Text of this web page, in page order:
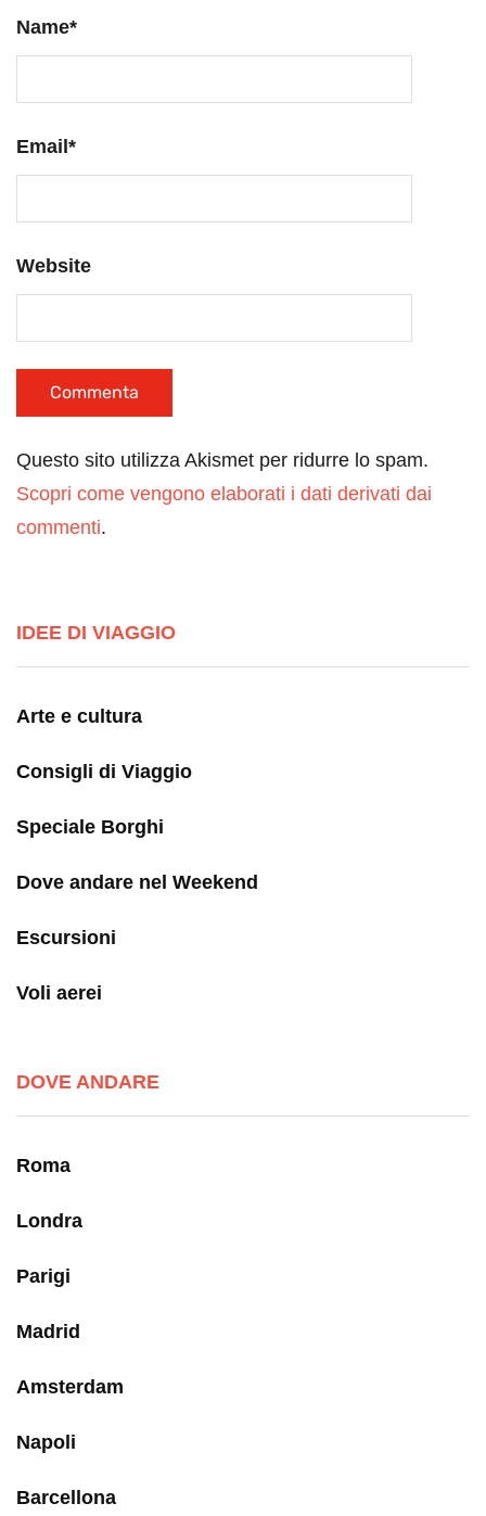
Name*
Email *
Website
Questo sito utilizza Akismet per ridurre lo spam.
Scopri come vengono elaborati i dati derivati dai
commenti.
IDEE DI VIAGGIO
Arte e cultura
Consigli di Viaggio
Speciale Borghi
Dove andare nel Weekend
Escursioni
Voli aerei
DOVE ANDARE
Roma
Londra
Parigi
Madrid
Amsterdam
Napoli
Barcellona